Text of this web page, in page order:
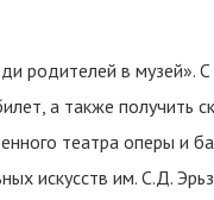
родителей в музей».
а также получить
театра оперы и
искусств им. С.Д.